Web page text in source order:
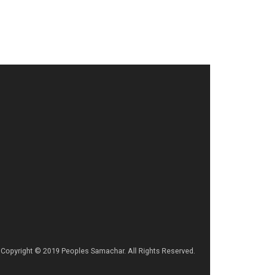
Copyright © 2019 Peoples Samachar. All Rights Reserved.